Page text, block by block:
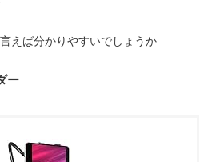
えば分かりやすいでしょうか
ー